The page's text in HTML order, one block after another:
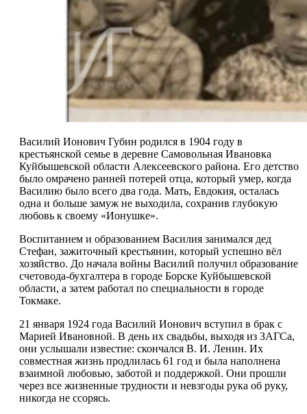
Василий Ионович Губин родился в 1904 году в
крестьянской семье в деревне Самовольная Ивановка
Куйбышевской области Алексеевского района. Его детство
было омрачено ранней потерей отца, который умер, когда
Василию было всего два года. Мать, Евдокия, осталась
одна и больше замуж не выходила, сохранив глубокую
любовь к своему «Ионушке».
Воспитанием и образованием Василия занимался дед
Стефан, зажиточный крестьянин, который успешно вёл
хозяйство. До начала войны Василий получил образование
счетовода-бухгалтера в городе Борске Куйбышевской
области, а затем работал по специальности в городе
Токмаке.
21 января 1924 года Василий Ионович вступил в брак с
Марией Ивановной. В день их свадьбы, выходя из ЗАГСа,
они услышали известие: скончался В. И. Ленин. Их
совместная жизнь продлилась 61 год и была наполнена
взаимной любовью, заботой и поддержкой. Они прошли
через все жизненные трудности и невзгоды рука об руку,
никогда не ссорясь.